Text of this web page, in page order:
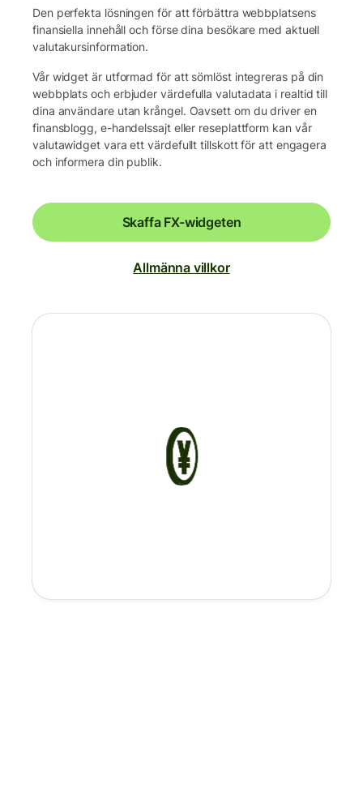
Den perfekta lösningen för att förbättra webbplatsens
finansiella innehåll och förse dina besökare med aktuell
valutakursinformation.
Vår widget är utformad för att sömlöst integreras på din
webbplats och erbjuder värdefulla valutadata i realtid till
dina användare utan krångel. Oavsett om du driver en
finansblogg, e-handelssajt eller reseplattform kan vår
valutawidget vara ett värdefullt tillskott för att engagera
och informera din publik.
Skaffa FX-widgeten
Allmänna villkor